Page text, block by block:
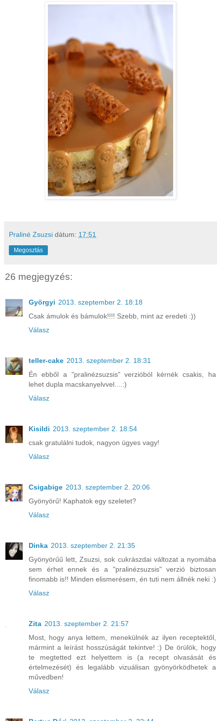
Praliné Zsuzsi dátum: 17:51
Megosztás
26 megjegyzés:
Györgyi 2013. szeptember 2. 18:18
Csak ámulok és bámulok!!!! Szebb, mint az eredeti :))
Válasz
teller-cake 2013. szeptember 2. 18:31
Én ebből a "pralinézsuzsis" verzióból kérnék csakis, ha
lehet dupla macskanyelvvel....:)
Válasz
Kisildi 2013. szeptember 2. 18:54
csak gratulálni tudok, nagyon ügyes vagy!
Válasz
Csigabige 2013. szeptember 2. 20:06
Gyönyörű! Kaphatok egy szeletet?
Válasz
Dinka 2013. szeptember 2. 21:35
Gyönyörűű lett, Zsuzsi, sok cukrászdai változat a nyomába
sem érhet ennek és a "pralinézsuzsis" verzió biztosan
finomabb is!! Minden elismerésem, én tuti nem állnék neki :)
Válasz
Zita 2013. szeptember 2. 21:57
Most, hogy anya lettem, menekülnék az ilyen receptektől,
mármint a leírást hosszúságát tekintve! :) De örülök, hogy
te megtetted ezt helyettem is (a recept olvasását és
értelmezését) és legalább vizuálisan gyönyörködhetek a
művedben!
Válasz